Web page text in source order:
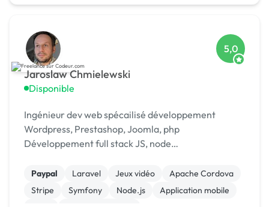
Jaroslaw Chmielewski
Disponible
5,0
Ingénieur dev web spécailisé développement
Wordpress, Prestashop, Joomla, php
Développement full stack JS, node
chat temp réel : [URL MASQUÉE], webrtc
Paypal Laravel Jeux vidéo
Apache Cordova
Stripe
Symfony Node.js
Application mobile